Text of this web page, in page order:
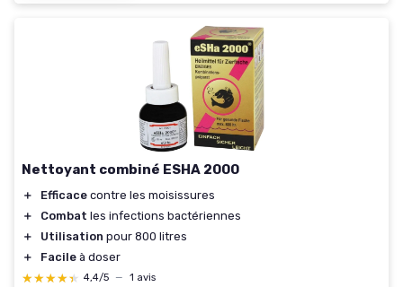
Nettoyant combiné ESHA 2000
＋ Efficace contre les moisissures
＋
Combat les infections bactériennes
＋
Utilisation pour 800 litres
＋
Facile à doser
★★★★★
★★★★★ 4,4/5 — 1 avis